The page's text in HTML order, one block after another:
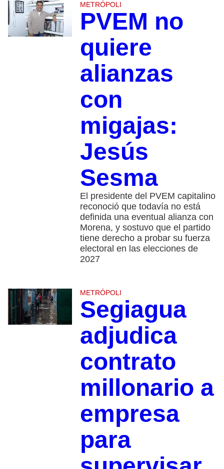
METRÓPOLI
PVEM no
quiere
alianzas
con
migajas:
Jesús
Sesma
El presidente del PVEM capitalino
reconoció que todavía no está
definida una eventual alianza con
Morena, y sostuvo que el partido
tiene derecho a probar su fuerza
electoral en las elecciones de
2027
METRÓPOLI
Segiagua
adjudica
contrato
millonario a
empresa
para